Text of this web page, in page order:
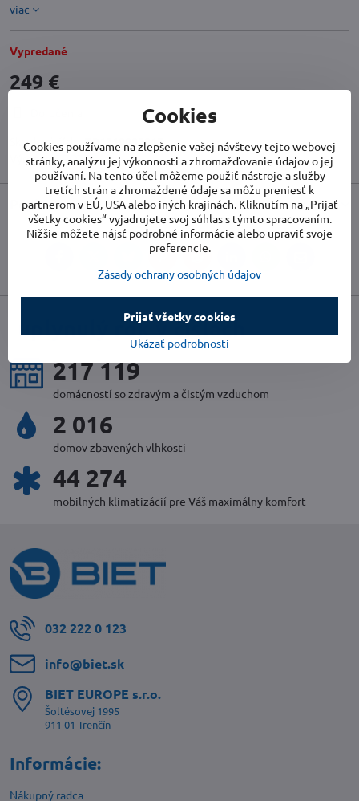
viac
Vypredané
249 €
Skladové číslo: TR1210002017
Výrobca:TROTEC
Popis
uplynulý rok v číslach
233 366
domácností so zdravým a čistým vzduchom
2 170
domov zbavených vlhkosti
47 728
mobilných klimatizácií pre Váš maximálny komfort
032 222 0 123
info​@biet​.sk
BIET EUROPE s​.r​.o​.
Šoltésovej 1995
911 01 Trenčín
Informácie:
Nákupný radca
Cookies
Cookies používame na zlepšenie vašej návštevy tejto webovej
stránky, analýzu jej výkonnosti a zhromažďovanie údajov o jej
používaní. Na tento účel môžeme použiť nástroje a služby
tretích strán a zhromaždené údaje sa môžu preniesť k
partnerom v EÚ, USA alebo iných krajinách. Kliknutím na „Prijať
všetky cookies“ vyjadrujete svoj súhlas s týmto spracovaním.
Nižšie môžete nájsť podrobné informácie alebo upraviť svoje
preferencie.
Zásady ochrany osobných údajov
Ukázať podrobnosti
Prijať všetky cookies